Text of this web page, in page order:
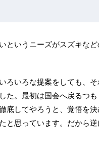
というニーズがスズキな
ろいろな提案をしても、
た。最初は国会へ戻るつ
してやろうと、覚悟を決
と思っています。だから